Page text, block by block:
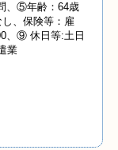
、⑤年齢：64歳
、保険等：雇
、⑨ 休日等:土日
業